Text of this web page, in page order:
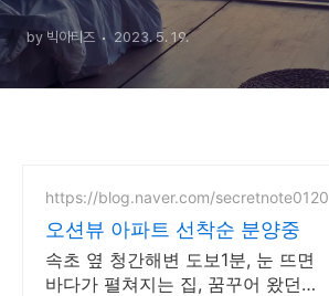
by 빅아티즈 2023. 5. 19.
https://blog.naver.com/secretnote0120
오션뷰 아파트 선착순 분양중
속초 옆 청간해변 도보1분, 눈 뜨면
바다가 펼쳐지는 집, 꿈꾸어 왔던